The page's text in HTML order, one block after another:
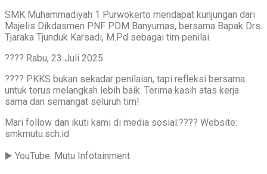
SMK Muhammadiyah 1 Purwokerto mendapat kunjungan dari
Majelis Dikdasmen PNF PDM Banyumas, bersama Bapak Drs.
Tjaraka Tjunduk Karsadi, M.Pd sebagai tim penilai.
????️ Rabu, 23 Juli 2025
???? PKKS bukan sekadar penilaian, tapi refleksi bersama
untuk terus melangkah lebih baik. Terima kasih atas kerja
sama dan semangat seluruh tim!
Mari follow dan ikuti kami di media sosial:???? Website:
smkmutu.sch.id
▶️ YouTube: Mutu Infotainment